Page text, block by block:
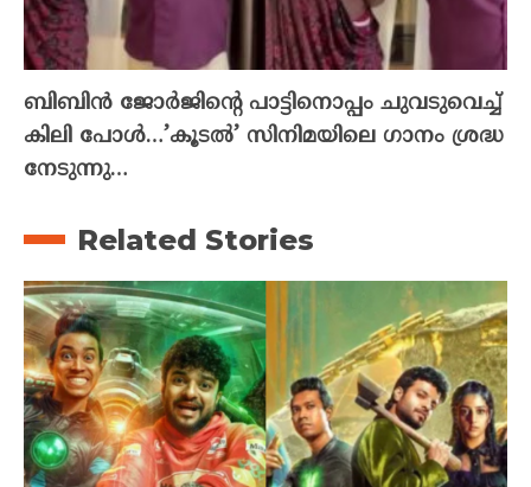
ബിബിൻ ജോർജിന്റെ പാട്ടിനൊപ്പം ചുവടുവെച്ച്
കിലി പോൾ…’കൂടൽ’ സിനിമയിലെ ഗാനം ശ്രദ്ധ
നേടുന്നു…
Related Stories